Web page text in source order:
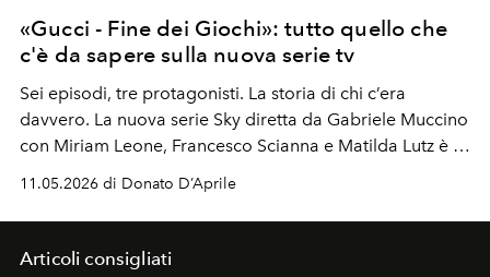
«Gucci - Fine dei Giochi»: tutto quello che
c'è da sapere sulla nuova serie tv
Sei episodi, tre protagonisti. La storia di chi c’era
davvero. La nuova serie Sky diretta da Gabriele Muccino
con Miriam Leone, Francesco Scianna e Matilda Lutz è la
risposta italiana a Hollywood —
11.05.2026 di Donato D’Aprile
Articoli consigliati